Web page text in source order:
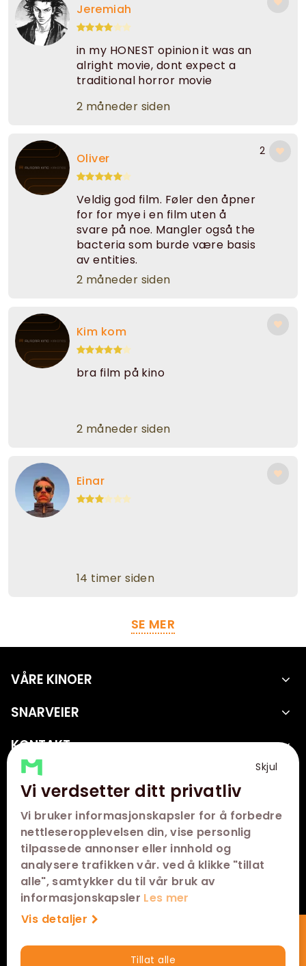
Skjul
Vi verdsetter ditt privatliv
Vi bruker informasjonskapsler for å forbedre
nettleseropplevelsen din, vise personlig
tilpassede annonser eller innhold og
analysere trafikken vår. ved å klikke "tillat
alle", samtykker du til vår bruk av
informasjonskapsler Les mer
Vis detaljer
Tillat alle
Jeremiah
in my HONEST opinion it was an
alright movie, dont expect a
traditional horror movie
2 måneder siden
Oliver
Veldig god film. Føler den åpner
for for mye i en film uten å
svare på noe. Mangler også the
bacteria som burde være basis
av entities.
2 måneder siden
2
Kim kom
bra film på kino
2 måneder siden
Einar
14 timer siden
SE MER
VÅRE KINOER
SNARVEIER
KONTAKT
FØLG OSS